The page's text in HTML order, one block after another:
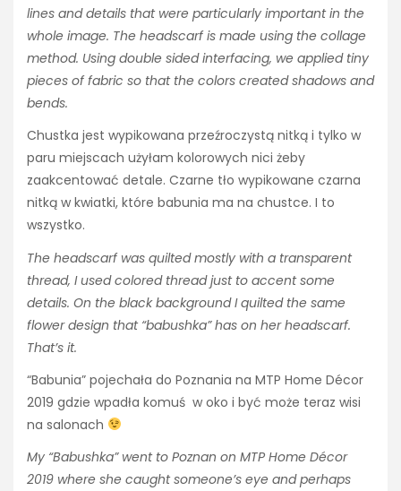
lines and details that were particularly important in the
whole image. The headscarf is made using the collage
method. Using double sided interfacing, we applied tiny
pieces of fabric so that the colors created shadows and
bends.
Chustka jest wypikowana przeźroczystą nitką i tylko w
paru miejscach użyłam kolorowych nici żeby
zaakcentować detale. Czarne tło wypikowane czarna
nitką w kwiatki, które babunia ma na chustce. I to
wszystko.
The headscarf was quilted mostly with a transparent
thread, I used colored thread just to accent some
details. On the black background I quilted the same
flower design that “babushka” has on her headscarf.
That’s it.
“Babunia” pojechała do Poznania na MTP Home Décor
2019 gdzie wpadła komuś w oko i być może teraz wisi
na salonach
My “Babushka” went to Poznan on MTP Home Décor
2019 where she caught someone’s eye and perhaps